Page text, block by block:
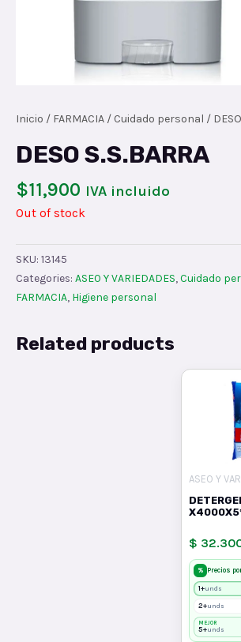
Inicio / FARMACIA / Cuidado personal /
DESO S.S.BARRA
$11,900 IVA incluido
Out of stock
SKU: 13145
Categories: ASEO Y VARIEDADES,Cuidado
FARMACIA, Higiene personal
Related products
ASEO Y
$
% Precios
1+unds
2+unds
MEJOR
5+unds